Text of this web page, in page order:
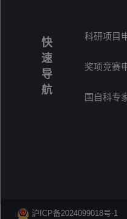
快
速
导
航
科研项目
奖项竞赛
国自科专
沪ICP备2024099018号-1